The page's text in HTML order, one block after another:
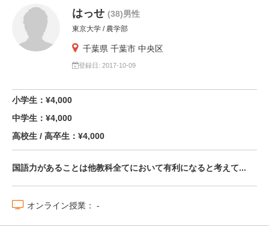
はっせ (38)男性
東京大学 / 農学部
千葉県 千葉市 中央区
登録日: 2017-10-09
小学生：¥4,000
中学生：¥4,000
高校生 / 高卒生：¥4,000
国語力があることは他教科全てにおいて有利になると考えて...
オンライン授業： -